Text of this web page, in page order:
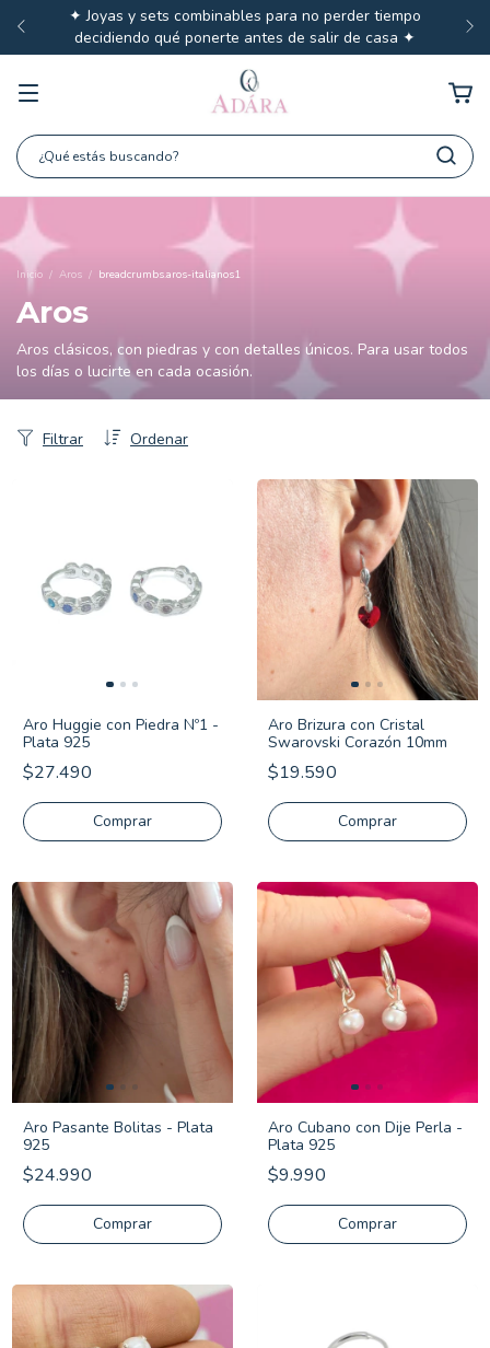
✦ Joyas y sets combinables para no perder tiempo
decidiendo qué ponerte antes de salir de casa ✦
Inicio / Aros / breadcrumbs.aros-italianos1
Aros
Aros clásicos, con piedras y con detalles únicos. Para usar todos
los días o lucirte en cada ocasión.
Ordenar
Filtrar
Aro Huggie con Piedra Nº1 -
Plata 925
$27.490
Comprar
Aro Brizura con Cristal
Swarovski Corazón 10mm
$19.590
Aro Pasante Bolitas - Plata
925
$24.990
Aro Cubano con Dije Perla -
Plata 925
$9.990
Comprar